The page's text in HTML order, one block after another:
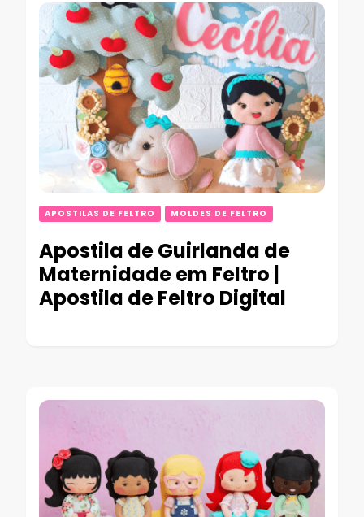
APOSTILAS DE FELTRO MOLDES DE FELTRO
Apostila de Guirlanda de
Maternidade em Feltro |
Apostila de Feltro Digital